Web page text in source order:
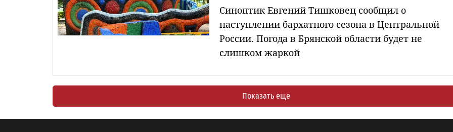
Синоптик Евгений Тишковец сообщил о
наступлении бархатного сезона в Центральной
России. Погода в Брянской области будет не
слишком жаркой
Показать еще